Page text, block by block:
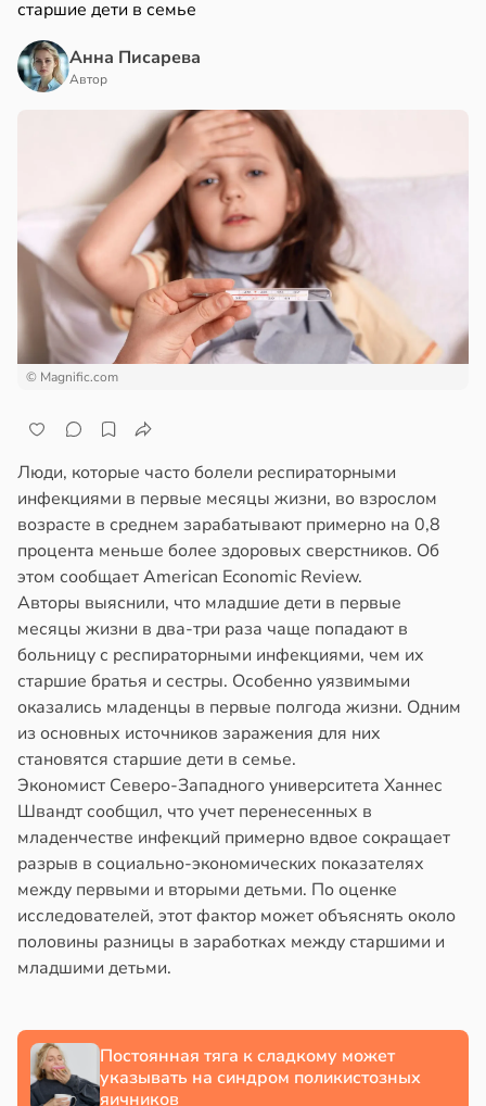
старшие дети в семье
Анна Писарева
Автор
© Magnific.com
Люди, которые часто болели респираторными
инфекциями в первые месяцы жизни, во взрослом
возрасте в среднем зарабатывают примерно на 0,8
процента меньше более здоровых сверстников. Об
этом сообщает American Economic Review.
Авторы выяснили, что младшие дети в первые
месяцы жизни в два-три раза чаще попадают в
больницу с респираторными инфекциями, чем их
старшие братья и сестры. Особенно уязвимыми
оказались младенцы в первые полгода жизни. Одним
из основных источников заражения для них
становятся старшие дети в семье.
Экономист Северо-Западного университета Ханнес
Швандт сообщил, что учет перенесенных в
младенчестве инфекций примерно вдвое сокращает
разрыв в социально-экономических показателях
между первыми и вторыми детьми. По оценке
исследователей, этот фактор может объяснять около
половины разницы в заработках между старшими и
младшими детьми.
Постоянная тяга к сладкому может
указывать на синдром поликистозных
яичников